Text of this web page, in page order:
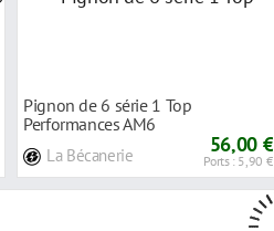
Pignon de 6 série 1 Top
Performances AM6
La Bécanerie 56,00 €
Ports : 5,90 €